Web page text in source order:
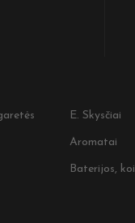
E. Skysčiai
Aromatai
Baterijos,